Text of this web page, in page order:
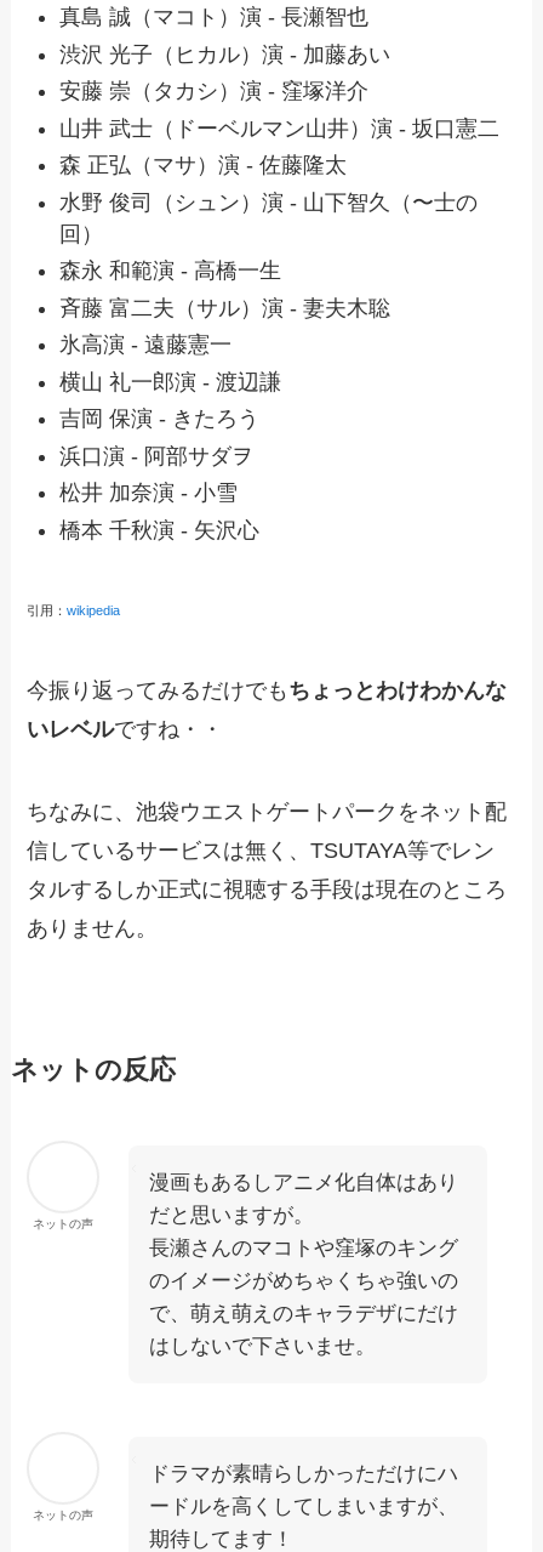
真島 誠（マコト）演 - 長瀬智也
渋沢 光子（ヒカル）演 - 加藤あい
安藤 崇（タカシ）演 - 窪塚洋介
山井 武士（ドーベルマン山井）演 - 坂口憲二
森 正弘（マサ）演 - 佐藤隆太
水野 俊司（シュン）演 - 山下智久（〜士の
回）
森永 和範演 - 高橋一生
斉藤 富二夫（サル）演 - 妻夫木聡
氷高演 - 遠藤憲一
横山 礼一郎演 - 渡辺謙
吉岡 保演 - きたろう
浜口演 - 阿部サダヲ
松井 加奈演 - 小雪
橋本 千秋演 - 矢沢心
引用：wikipedia
今振り返ってみるだけでも ちょっとわけわかんな
いレベルですね・・
ちなみに、池袋ウエストゲートパークをネット配
信しているサービスは無く、TSUTAYA等でレン
タルするしか正式に視聴する手段は現在のところ
ありません。
ネットの反応
ネットの声
漫画もあるしアニメ化自体はあり
だと思いますが。
長瀬さんのマコトや窪塚のキング
のイメージがめちゃくちゃ強いの
で、萌え萌えのキャラデザにだけ
はしないで下さいませ。
ネットの声
ドラマが素晴らしかっただけにハ
ードルを高くしてしまいますが、
期待してます！